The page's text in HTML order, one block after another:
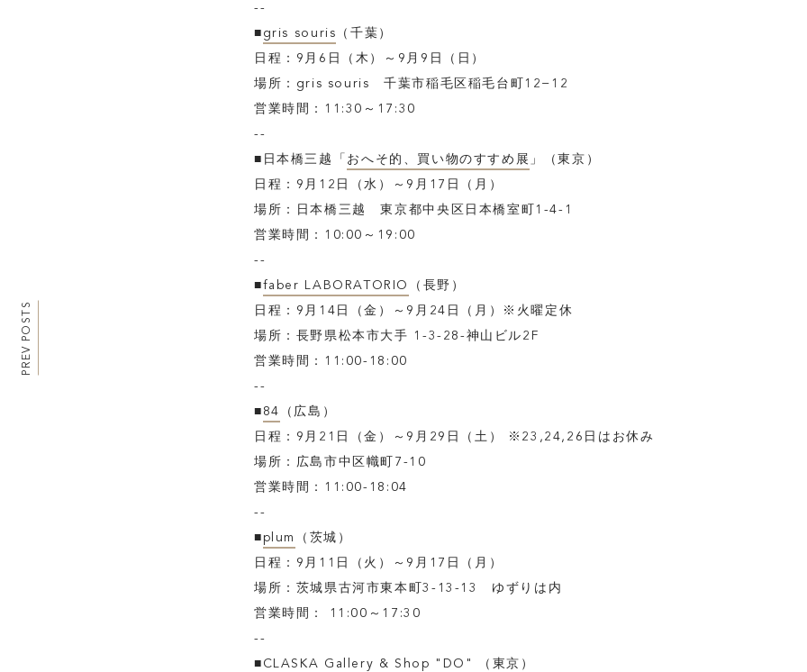
TOP
INSIDE KATALOKooo
FAQ
PREV POSTS
--
■ gris souris （千葉）
日程：9月6日（木）～9月9日（日）
場所：gris souris 千葉市稲毛区稲毛台町12−12
営業時間：11:30～17:30
--
■日本橋三越「 おへそ的、買い物のすすめ展 」（東京）
日程：9月12日（水）～9月17日（月）
場所：日本橋三越 東京都中央区日本橋室町1-4-1
営業時間：10:00～19:00
--
■faber LABORATORIO
（長野）
日程：9月14日（金）～9月24日（月）※火曜定休
場所：長野県松本市大手 1-3-28-神山ビル2F
営業時間：11:00-18:00
--
■ 84
（広島）
日程：9月21日（金）～9月29日（土） ※23,24,26日はお休み
場所：広島市中区幟町7-10
営業時間：11:00-18:04
--
■ plum
（茨城）
日程：9月11日（火）～9月17日（月）
場所：茨城県古河市東本町3-13-13 ゆずりは内
営業時間： 11:00～17:30
--
■ CLASKA Gallery & Shop "DO"
（東京）